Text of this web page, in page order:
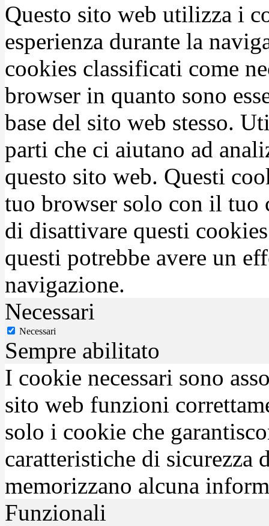
Questo sito web utilizza i
esperienza durante la
cookies classificati come
browser in quanto sono
base del sito web stesso.
parti che ci aiutano ad
questo sito web. Questi
tuo browser solo con il tuo
di disattivare questi
questi potrebbe avere un
navigazione.
Necessari
Necessari
Sempre abilitato
I cookie necessari sono
sito web funzioni
solo i cookie che
caratteristiche di sicurezza
memorizzano alcuna
Funzionali